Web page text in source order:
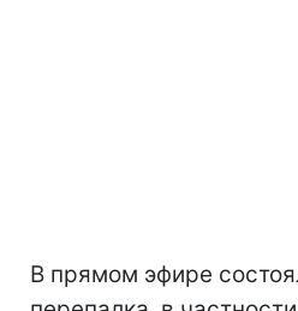
В прямом эфире